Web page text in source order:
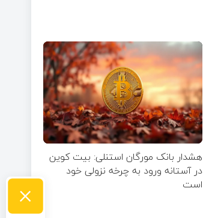
هشدار بانک مورگان استنلی: بیت کوین
در آستانه ورود به چرخه نزولی خود
است
×